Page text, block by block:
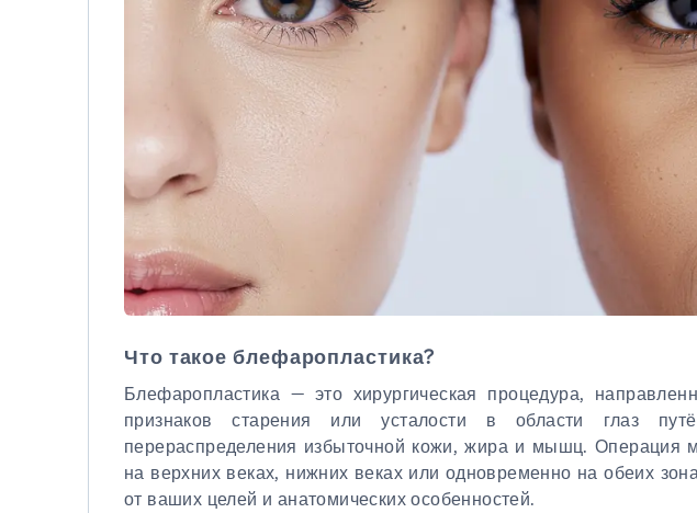
Что такое блефаропластика?
Блефаропластика — это хирургическая процедура,
признаков старения или усталости в области глаз
перераспределения избыточной кожи, жира и мышц. Операция
на верхних веках, нижних веках или одновременно на обеих
от ваших целей и анатомических особенностей.